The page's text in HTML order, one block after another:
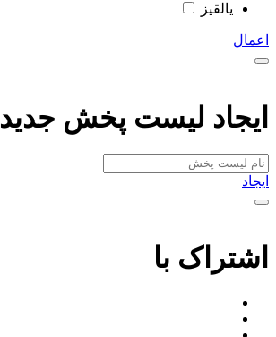
یالقیز
اعمال
ایجاد لیست پخش جدید
ایجاد
اشتراک با